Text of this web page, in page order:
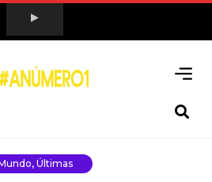
, Últimas